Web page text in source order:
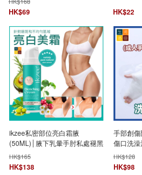
向擦身用
HK$69
HK$22
ikzee私密部位亮白霜腋
(50ML)│腋下乳暈手肘私處褪黑
霜│保濕提亮│粉嫩肌膚
HK$165
HK$138
手部創
傷口洗
護理套 防
HK$128
HK$98